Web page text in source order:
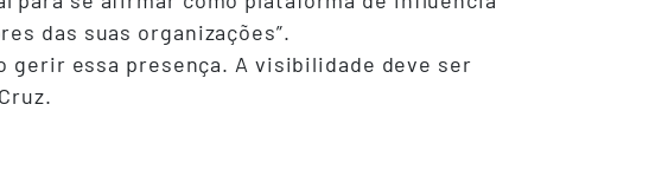
das suas organizações”.
gerir essa presença. A visibilidade deve ser